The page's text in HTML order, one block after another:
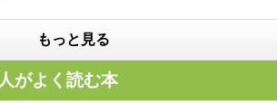
もっと見る
がよく読む本